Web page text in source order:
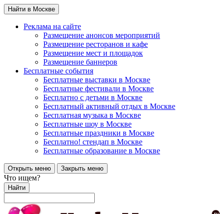
Найти в Москве
Реклама на сайте
Размещение анонсов мероприятий
Размещение ресторанов и кафе
Размещение мест и площадок
Размещение баннеров
Бесплатные события
Бесплатные выставки в Москве
Бесплатные фестивали в Москве
Бесплатно с детьми в Москве
Бесплатный активный отдых в Москве
Бесплатная музыка в Москве
Бесплатные шоу в Москве
Бесплатные праздники в Москве
Бесплатно! стендап в Москве
Бесплатные образование в Москве
Открыть меню Закрыть меню
Что ищем?
Найти